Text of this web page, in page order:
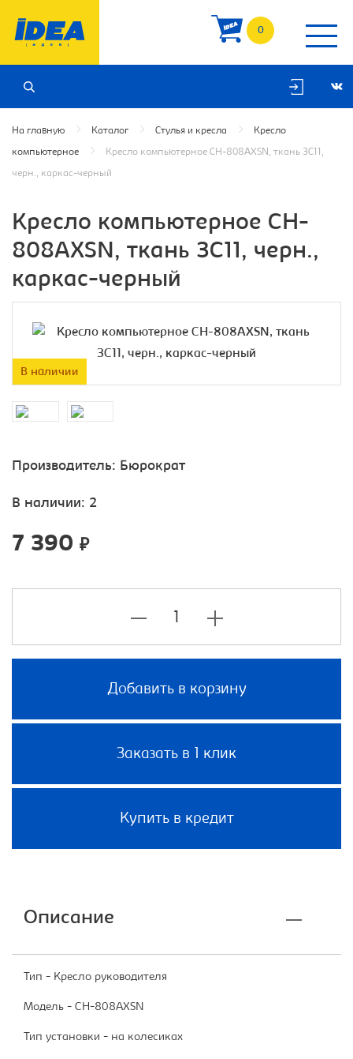
0
На главную Каталог Стулья и кресла Кресло
компьютерное Кресло компьютерное CH-808AXSN, ткань 3C11,
черн., каркас-черный
Кресло компьютерное CH-
808AXSN, ткань 3C11, черн.,
каркас-черный
В наличии
Производитель: Бюрократ
В наличии: 2
7 390 ₽
Добавить в корзину
Заказать в 1 клик
Купить в кредит
Описание
Тип - Кресло руководителя
Модель - CH-808AXSN
Тип установки - на колесиках